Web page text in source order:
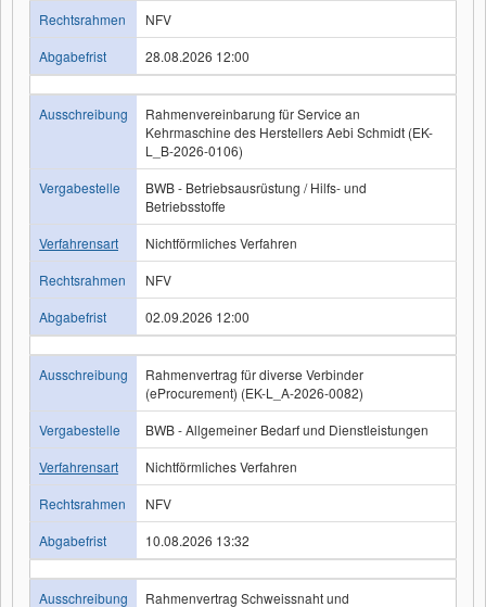
Rechtsrahmen
NFV
Abgabefrist
28.08.2026 12:00
Ausschreibung
Rahmenvereinbarung für Service an
Kehrmaschine des Herstellers Aebi Schmidt (EK-
L_B-2026-0106)
Vergabestelle
BWB - Betriebsausrüstung / Hilfs- und
Betriebsstoffe
Verfahrensart
Nichtförmliches Verfahren
Rechtsrahmen
NFV
Abgabefrist
02.09.2026 12:00
Ausschreibung
Rahmenvertrag für diverse Verbinder
(eProcurement) (EK-L_A-2026-0082)
Vergabestelle
BWB - Allgemeiner Bedarf und Dienstleistungen
Verfahrensart
Nichtförmliches Verfahren
Rechtsrahmen
NFV
Abgabefrist
10.08.2026 13:32
Ausschreibung Rahmenvertrag Schweissnaht und